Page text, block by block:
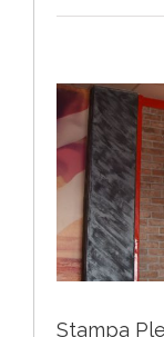
Ingrandisci
immagine
Stampa